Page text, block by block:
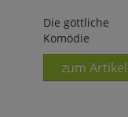
Die göttliche
Komödie
zum Artikel